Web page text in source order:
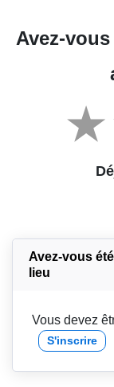
Avez-
Avez-vous
lieu
Vous devez
S'inscrire